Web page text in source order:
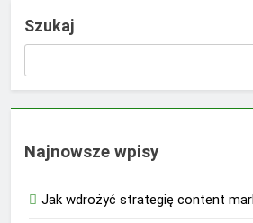
Szukaj
Najnowsze wpisy
Jak wdrożyć strategię content